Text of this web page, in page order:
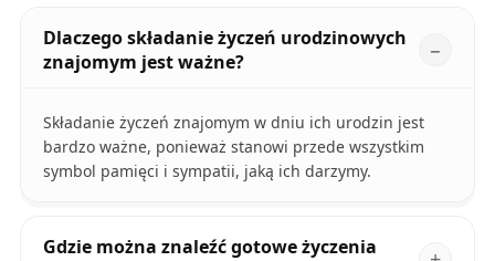
Dlaczego składanie życzeń urodzinowych
znajomym jest ważne?
Składanie życzeń znajomym w dniu ich urodzin jest
bardzo ważne, ponieważ stanowi przede wszystkim
symbol pamięci i sympatii, jaką ich darzymy.
Gdzie można znaleźć gotowe życzenia